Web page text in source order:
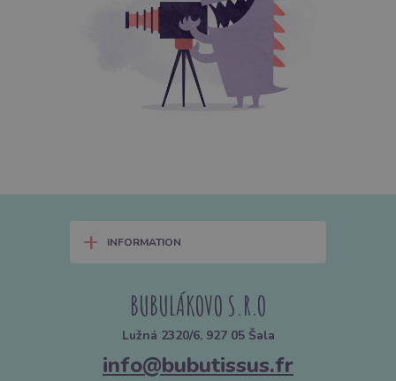
+ INFORMATION
BUBULÁKOVO S.R.O
Lužná 2320/6, 927 05 Šala
info@bubutissus.fr